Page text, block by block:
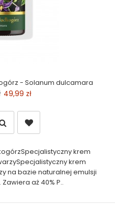
- Solanum dulcamara
49,99 zł
krem
krem
na bazie naturalnej emulsji
aż 40% P..